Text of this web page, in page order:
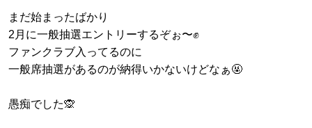
まだ始まったばかり
2月に一般抽選エントリーするぞぉ〜✊
ファンクラブ入ってるのに
一般席抽選があるのが納得いかないけどなぁ🤬
愚痴でした🙊